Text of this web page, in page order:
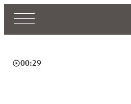
play_circle_outline00:29